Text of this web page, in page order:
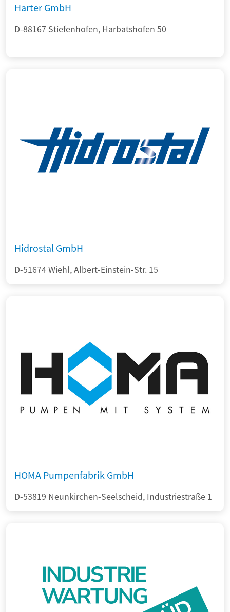
Harter GmbH
D-88167 Stiefenhofen, Harbatshofen 50
Hidrostal GmbH
D-51674 Wiehl, Albert-Einstein-Str. 15
HOMA Pumpenfabrik GmbH
D-53819 Neunkirchen-Seelscheid, Industriestraße 1